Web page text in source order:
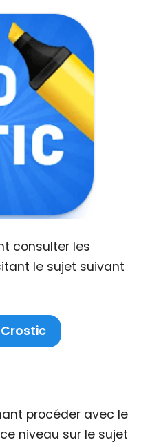
consulter les
le sujet suivant
procéder avec le
niveau sur le sujet